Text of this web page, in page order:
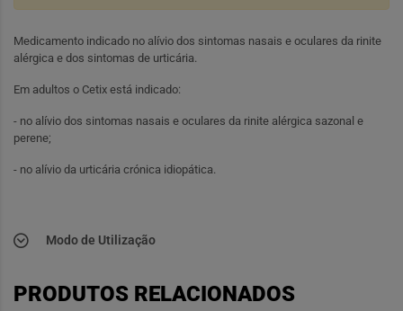
Medicamento indicado no alívio dos sintomas nasais e oculares da rinite
alérgica e dos sintomas de urticária.
Em adultos o Cetix está indicado:
- no alívio dos sintomas nasais e oculares da rinite alérgica sazonal e
perene;
- no alívio da urticária crónica idiopática.
Modo de Utilização
PRODUTOS RELACIONADOS